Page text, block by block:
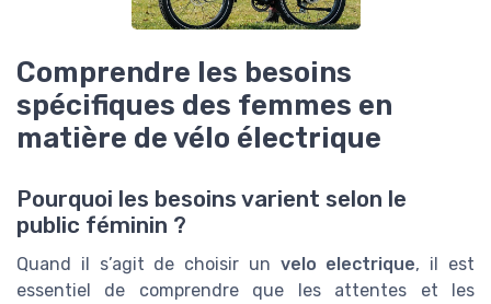
Comprendre les besoins
spécifiques des femmes en
matière de vélo électrique
Pourquoi les besoins varient selon le
public féminin ?
Quand il s’agit de choisir un velo electrique, il est
essentiel de comprendre que les attentes et les